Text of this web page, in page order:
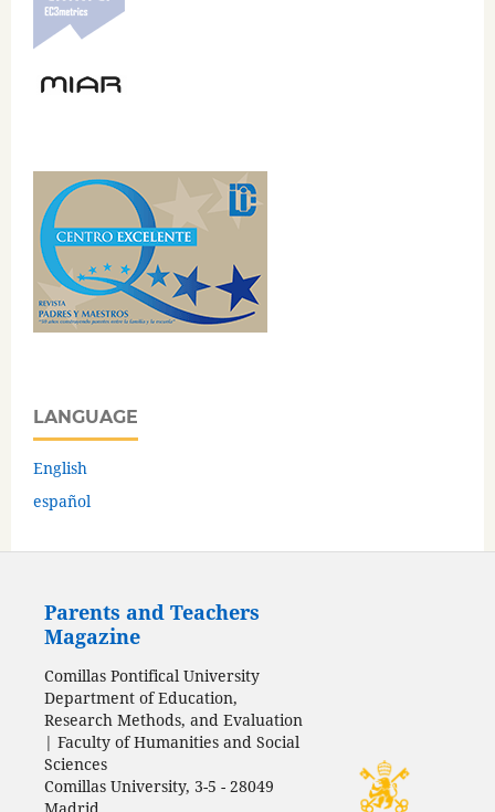
LANGUAGE
English
español
Parents and Teachers
Magazine
Comillas Pontifical University
Department of Education,
Research Methods, and Evaluation
| Faculty of Humanities and Social
Sciences
Comillas University, 3-5 - 28049